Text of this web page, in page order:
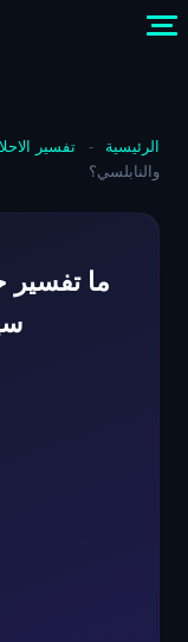
الرئيسية - تفسير
والنابلسي؟
ما تفسير